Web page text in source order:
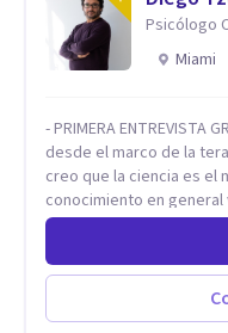
Psicólogo
Miami
- PRIMERA ENTREVISTA
desde el marco de la
creo que la ciencia es el
conocimiento en
interesan los procesos
persona pueda
aceptando y
emocionales. Abordo
de ansiedad y del